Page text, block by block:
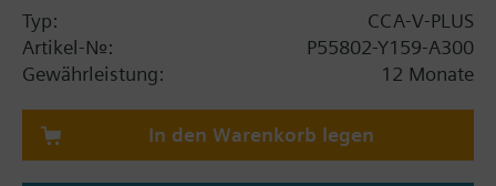
Typ:
CCA-V-PLUS
Artikel-Nr.:
P55802-Y159-A300
Gewährleistung:
12 Monate
In den Warenkorb legen